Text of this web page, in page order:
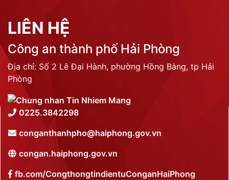
LIÊN HỆ
Công an thành phố Hải Phòng
Địa chỉ: Số 2 Lê Đại Hành, phường Hồng Bàng, tp Hải
Phòng
0225.3842298
conganthanhpho@haiphong.gov.vn
congan.haiphong.gov.vn
fb.com/CongthongtindientuConganHaiPhong